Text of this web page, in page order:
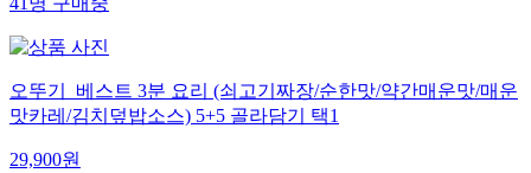
오뚜기_베스트 3분 요리 (쇠고기짜장/순한맛/약간매운맛/매운
맛카레/김치덮밥소스) 5+5 골라담기 택1
29,900원